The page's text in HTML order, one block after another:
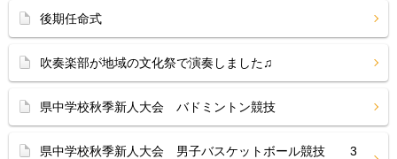
後期任命式
吹奏楽部が地域の文化祭で演奏しました♫
県中学校秋季新人大会 バドミントン競技
県中学校秋季新人大会 男子バスケットボール競技 3